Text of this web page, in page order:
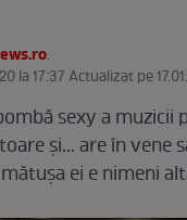
.
la 17:37 Actualizat pe
sexy a muzicii
şi... are în vene
ei e nimeni